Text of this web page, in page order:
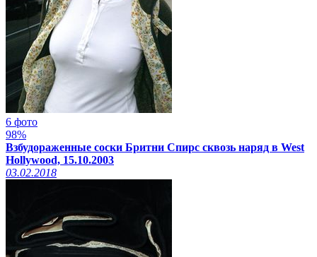
6 фото
98%
Взбудораженные соски Бритни Спирс сквозь наряд в West
Hollywood, 15.10.2003
03.02.2018